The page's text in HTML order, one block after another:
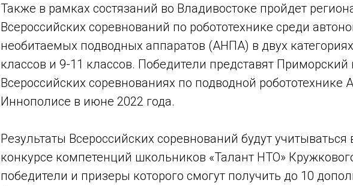
Также в рамках состязаний во Владивостоке пройдет
Всероссийских соревнований по робототехнике среди
необитаемых подводных аппаратов (АНПА) в двух
классов и 9-11 классов. Победители представят Приморский
Всероссийских соревнованиях по подводной робототехнике
Иннополисе в июне 2022 года.
Результаты Всероссийских соревнований будут
конкурсе компетенций школьников «Талант НТО»
победители и призеры которого смогут получить до 10